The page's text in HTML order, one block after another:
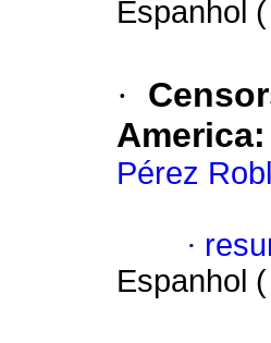
Espanhol (
·
Pérez
·
Espanhol (